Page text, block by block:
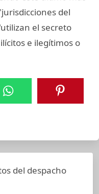
del
el secreto
e ilegítimos o
del despacho